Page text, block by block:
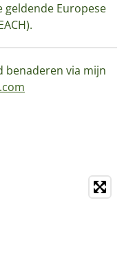
geldende Europese
benaderen via mijn